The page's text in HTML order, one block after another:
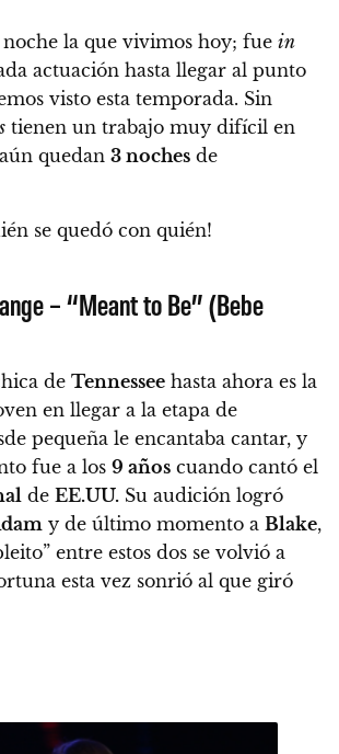
la que vivimos hoy; fue in
actuación hasta llegar al punto
visto esta temporada. Sin
tienen un trabajo muy difícil en
quedan 3 noches de
se quedó con quién!
– “Meant to Be” (Bebe
de Tennessee hasta ahora es la
en llegar a la etapa de
pequeña le encantaba cantar, y
fue a los 9 años cuando cantó el
de EE.UU. Su audición logró
y de último momento a Blake,
entre estos dos se volvió a
esta vez sonrió al que giró